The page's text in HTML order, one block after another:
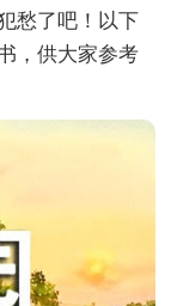
愁了吧！以下
，供大家参考